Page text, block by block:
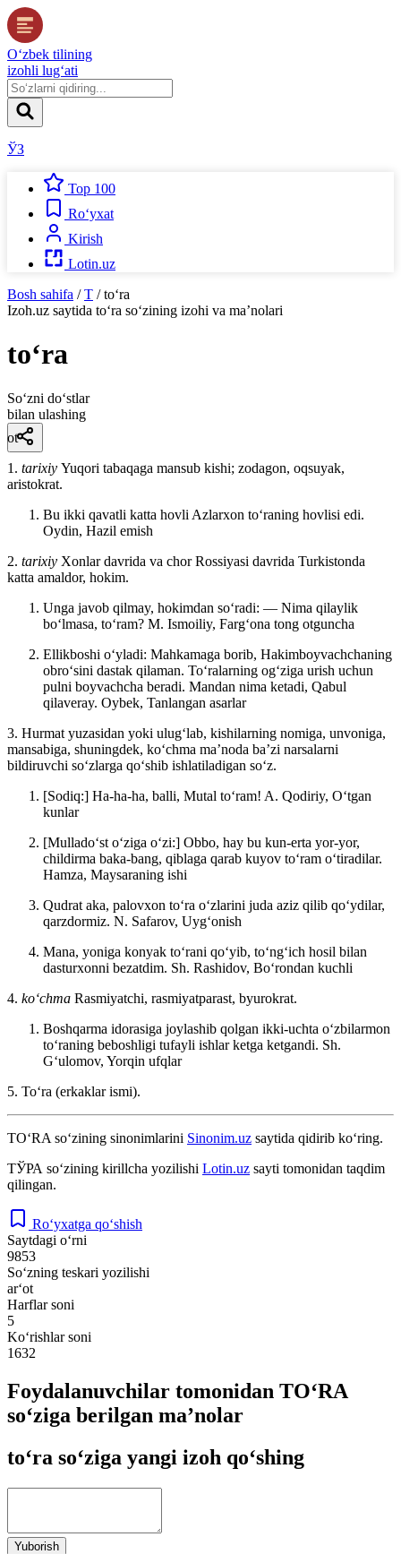
O‘zbek tilining
izohli lug‘ati
ЎЗ
Top 100
Ro‘yxat
Kirish
Lotin.uz
Bosh sahifa / T / to‘ra
Izoh.uz saytida to‘ra so‘zining izohi va ma’nolari
to‘ra
So‘zni do‘stlar
bilan ulashing
ot
1. tarixiy Yuqori tabaqaga mansub kishi; zodagon, oqsuyak,
aristokrat.
Bu ikki qavatli katta hovli Azlarxon toʻraning hovlisi edi.
Oydin, Hazil emish
2. tarixiy Xonlar davrida va chor Rossiyasi davrida Turkistonda
katta amaldor, hokim.
Unga javob qilmay, hokimdan soʻradi: — Nima qilaylik
boʻlmasa, toʻram? M. Ismoiliy, Fargʻona tong otguncha
Ellikboshi oʻyladi: Mahkamaga borib, Hakimboyvachchaning
obroʻsini dastak qilaman. Toʻralarning ogʻziga urish uchun
pulni boyvachcha beradi. Mandan nima ketadi, Qabul
qilaveray. Oybek, Tanlangan asarlar
3. Hurmat yuzasidan yoki ulugʻlab, kishilarning nomiga, unvoniga,
mansabiga, shuningdek, koʻchma maʼnoda baʼzi narsalarni
bildiruvchi soʻzlarga qoʻshib ishlatiladigan soʻz.
[Sodiq:] Ha-ha-ha, balli, Mutal toʻram! A. Qodiriy, Oʻtgan
kunlar
[Mulladoʻst oʻziga oʻzi:] Obbo, hay bu kun-erta yor-yor,
childirma baka-bang, qiblaga qarab kuyov toʻram oʻtiradilar.
Hamza, Maysaraning ishi
Qudrat aka, palovxon toʻra oʻzlarini juda aziz qilib qoʻydilar,
qarzdormiz. N. Safarov, Uygʻonish
Mana, yoniga konyak toʻrani qoʻyib, toʻngʻich hosil bilan
dasturxonni bezatdim. Sh. Rashidov, Boʻrondan kuchli
4. koʻchma Rasmiyatchi, rasmiyatparast, byurokrat.
Boshqarma idorasiga joylashib qolgan ikki-uchta oʻzbilarmon
toʻraning beboshligi tufayli ishlar ketga ketgandi. Sh.
Gʻulomov, Yorqin ufqlar
5. Toʻra (erkaklar ismi).
TO‘RA so‘zining sinonimlarini Sinonim.uz saytida qidirib ko‘ring.
ТЎРА so‘zining kirillcha yozilishi Lotin.uz sayti tomonidan taqdim
qilingan.
Ro‘yxatga qo‘shish
Saytdagi o‘rni
9853
So‘zning teskari yozilishi
ar‘ot
Harflar soni
5
Ko‘rishlar soni
1632
Foydalanuvchilar tomonidan TO‘RA
so‘ziga berilgan ma’nolar
to‘ra so‘ziga yangi izoh qo‘shing
Yuborish